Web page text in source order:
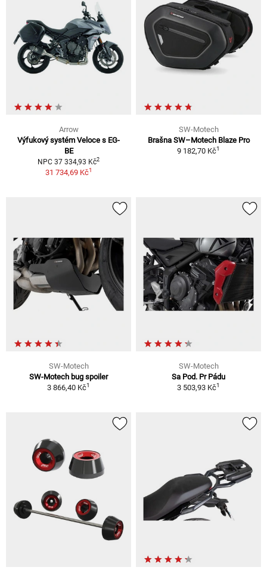
Arrow
Výfukový systém Veloce s EG-
BE
NPC 37 334,93 Kč2
31 734,69 Kč1
SW-Motech
Brašna SW–Motech Blaze Pro
9 182,70 Kč1
SW-Motech
SW-Motech bug spoiler
3 866,40 Kč1
SW-Motech
Sa Pod. Pr Pádu
3 503,93 Kč1